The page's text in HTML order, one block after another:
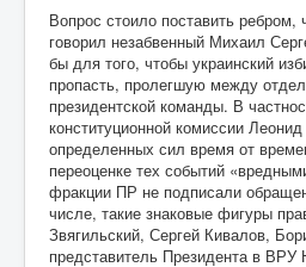
Вопрос стоило поставить ребром,
говорил незабвенный Михаил
бы для того, чтобы украинский
пропасть, пролегшую между
президентской команды. В
конституционной комиссии
определенных сил время от
переоценке тех событий
фракции ПР не подписали
числе, такие знаковые фигуры
Звягильский, Сергей Кивалов,
представитель Президента в